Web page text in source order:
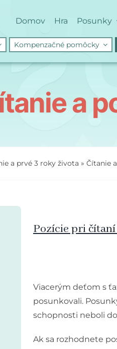
Domov Hra Posunky
Kompenzačné pomôcky
a
a prvé 3 roky života » Čítanie
Pozície pri
Viacerým deťom s
posunkovali.
schopnosti neboli
Ak sa rozhodnete